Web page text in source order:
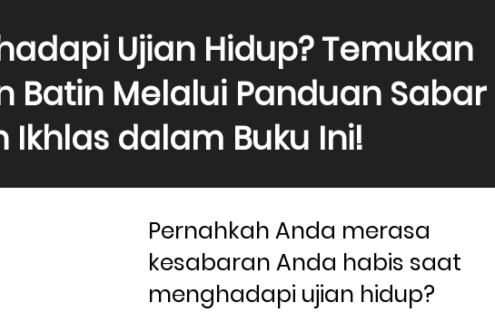
Ujian Hidup? Temukan
Batin Melalui Panduan Sabar
Ikhlas dalam Buku Ini!
Pernahkah Anda merasa
kesabaran Anda habis saat
menghadapi ujian hidup?